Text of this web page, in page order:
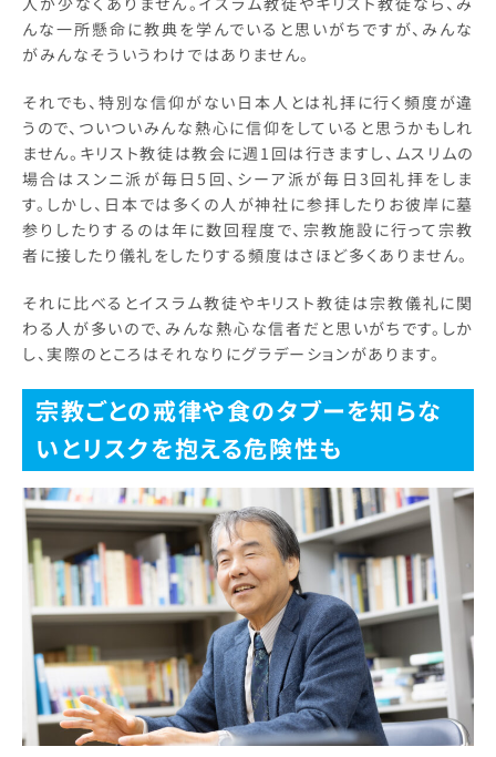
んな一所懸命に教典を学んでいると思いがちですが、みんな
がみんなそういうわけではありません。
それでも、特別な信仰がない日本人とは礼拝に行く頻度が違
うので、ついついみんな熱心に信仰をしていると思うかもしれ
ません。キリスト教徒は教会に週1回は行きますし、ムスリムの
場合はスンニ派が毎日5回、シーア派が毎日3回礼拝をしま
す。しかし、日本では多くの人が神社に参拝したりお彼岸に墓
参りしたりするのは年に数回程度で、宗教施設に行って宗教
者に接したり儀礼をしたりする頻度はさほど多くありません。
それに比べるとイスラム教徒やキリスト教徒は宗教儀礼に関
わる人が多いので、みんな熱心な信者だと思いがちです。しか
し、実際のところはそれなりにグラデーションがあります。
宗教ごとの戒律や食のタブーを知らな
いとリスクを抱える危険性も